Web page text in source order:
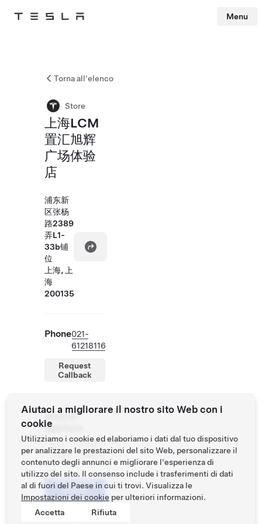
Tesla Menu
Torna all'elenco
Store
上海LCM
置汇旭辉
广场体验
店
浦东新
区张杨
路2389
弄L1-
33b铺
位
上海, 上
海
200135
Phone021-
61218116
Request
Callback
Orari di
apertura
Lun -
Dom
10:00 -
22:00
Programma
un test
drive
Aiutaci a migliorare il nostro sito Web con i
cookie
Utilizziamo i cookie ed elaboriamo i dati dal tuo dispositivo
per analizzare le prestazioni del sito Web, personalizzare il
contenuto degli annunci e migliorare l'esperienza di
utilizzo del sito. Il consenso include i trasferimenti di dati
al di fuori del Paese in cui ti trovi. Visualizza le
Impostazioni dei cookie per ulteriori informazioni.
Accetta
Rifiuta